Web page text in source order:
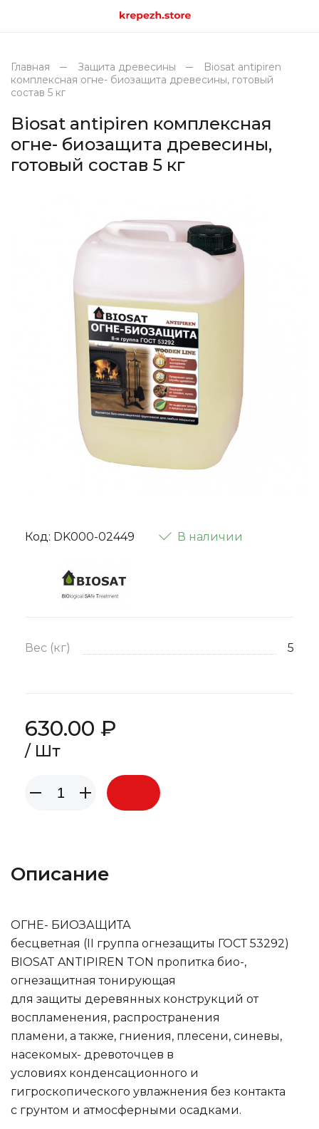
Главная Защита древесины
Biosat antipiren
комплексная огне- биозащита древесины, готовый
состав 5 кг
Biosat antipiren комплексная
огне- биозащита древесины,
готовый состав 5 кг
Код: DK000-02449 В наличии
Вес (кг) 5
630.00 ₽
/ Шт
Описание
ОГНЕ- БИОЗАЩИТА
бесцветная (II группа огнезащиты ГОСТ 53292)
BIOSAT ANTIPIREN TON пропитка био-,
огнезащитная тонирующая
для защиты деревянных конструкций от
воспламенения, распространения
пламени, а также, гниения, плесени, синевы,
насекомых- древоточцев в
условиях конденсационного и
гигроскопического увлажнения без контакта
с грунтом и атмосферными осадками.